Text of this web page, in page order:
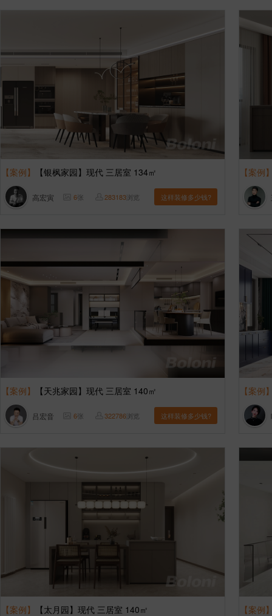
【案例】 【银枫家园】现代 三居室 134㎡
高宏寅 6张 283183浏览 这样装修多少钱?
【案例
【案例】 【天兆家园】现代 三居室 140㎡
吕宏音 6张 322786浏览 这样装修多少钱?
【案例
【案例】 【太月园】现代 三居室 140㎡ 【案例